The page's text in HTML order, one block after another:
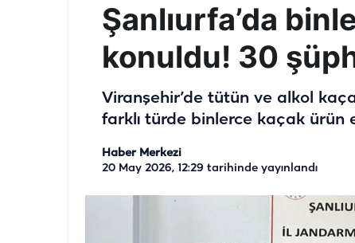
Şanlıurfa’da
konuldu! 30
Viranşehir’de tütün ve alkol
farklı türde binlerce kaçak ürün
Haber Merkezi
20 May 2026, 12:29 tarihinde yayınlandı